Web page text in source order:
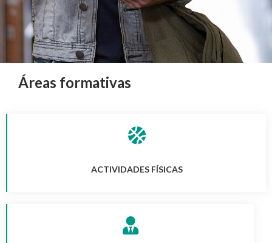
Áreas formativas
ACTIVIDADES FÍSICAS